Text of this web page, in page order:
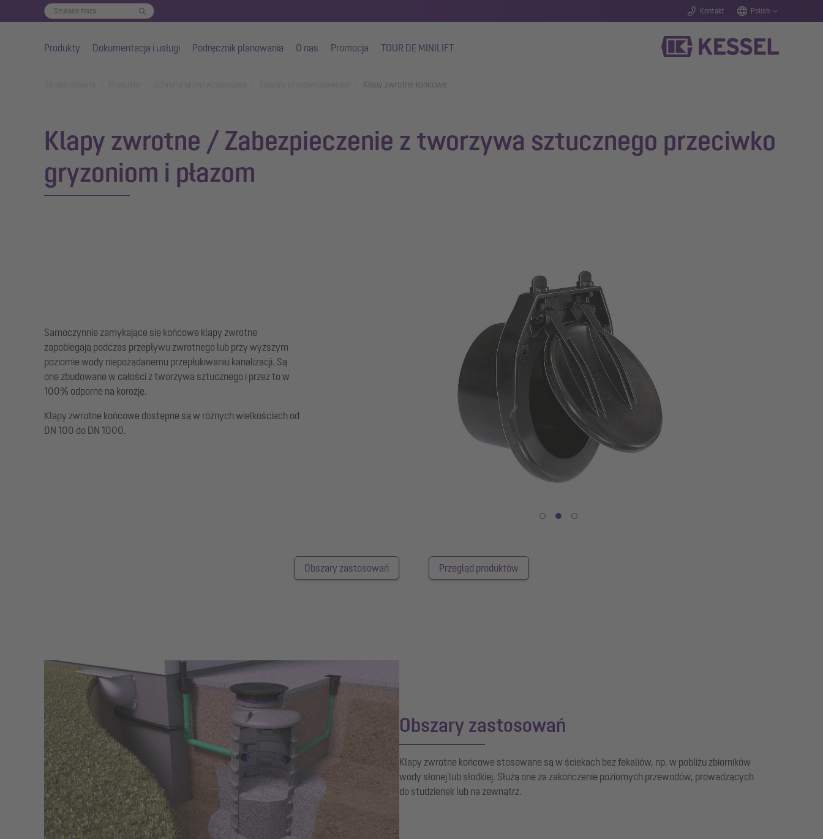
Kontakt Polish
Produkty Dokumentacja i usługi Podręcznik planowania O nas Promocja TOUR DE MINILIFT
Klapy zwrotne końcowe
Klapy zwrotne / Zabezpieczenie z tworzywa sztucznego przeciwko
gryzoniom i płazom
Samoczynnie zamykające się końcowe klapy zwrotne
zapobiegają podczas przepływu zwrotnego lub przy wyższym
poziomie wody niepożądanemu przepłukiwaniu kanalizacji. Są
one zbudowane w całości z tworzywa sztucznego i przez to w
100% odporne na korozję.
Klapy zwrotne końcowe dostępne są w różnych wielkościach od
DN 100 do DN 1000.
Obszary zastosowań Przegląd produktów
Obszary zastosowań
Klapy zwrotne końcowe stosowane są w ściekach bez fekaliów, np. w pobliżu zbiorników
wody słonej lub słodkiej. Służą one za zakończenie poziomych przewodów, prowadzących
do studzienek lub na zewnątrz.